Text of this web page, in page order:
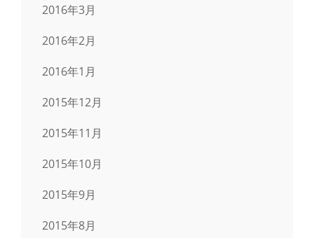
2016年3月
2016年2月
2016年1月
2015年12月
2015年11月
2015年10月
2015年9月
2015年8月